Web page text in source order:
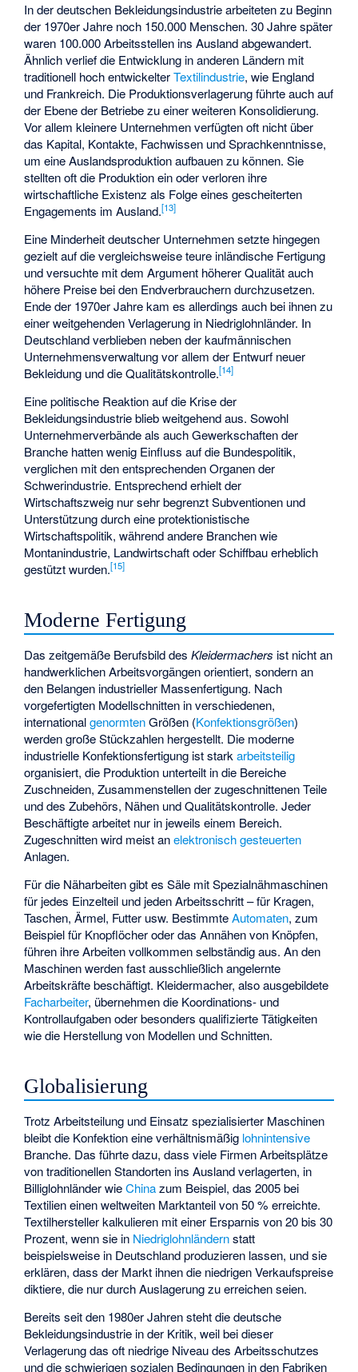
In der deutschen Bekleidungsindustrie arbeiteten zu Beginn
der 1970er Jahre noch 150.000 Menschen. 30 Jahre später
waren 100.000 Arbeitsstellen ins Ausland abgewandert.
Ähnlich verlief die Entwicklung in anderen Ländern mit
traditionell hoch entwickelterTextilindustrie, wie England
und Frankreich. Die Produktionsverlagerung führte auch auf
der Ebene der Betriebe zu einer weiteren Konsolidierung.
Vor allem kleinere Unternehmen verfügten oft nicht über
das Kapital, Kontakte, Fachwissen und Sprachkenntnisse,
um eine Auslandsproduktion aufbauen zu können. Sie
stellten oft die Produktion ein oder verloren ihre
wirtschaftliche Existenz als Folge eines gescheiterten
Engagements im Ausland.[13]
Eine Minderheit deutscher Unternehmen setzte hingegen
gezielt auf die vergleichsweise teure inländische Fertigung
und versuchte mit dem Argument höherer Qualität auch
höhere Preise bei den Endverbrauchern durchzusetzen.
Ende der 1970er Jahre kam es allerdings auch bei ihnen zu
einer weitgehenden Verlagerung in Niedriglohnländer. In
Deutschland verblieben neben der kaufmännischen
Unternehmensverwaltung vor allem der Entwurf neuer
Bekleidung und die Qualitätskontrolle.[14]
Eine politische Reaktion auf die Krise der
Bekleidungsindustrie blieb weitgehend aus. Sowohl
Unternehmerverbände als auch Gewerkschaften der
Branche hatten wenig Einfluss auf die Bundespolitik,
verglichen mit den entsprechenden Organen der
Schwerindustrie. Entsprechend erhielt der
Wirtschaftszweig nur sehr begrenzt Subventionen und
Unterstützung durch eine protektionistische
Wirtschaftspolitik, während andere Branchen wie
Montanindustrie, Landwirtschaft oder Schiffbau erheblich
gestützt wurden.[15]
Moderne Fertigung
Das zeitgemäße Berufsbild desKleidermachers ist nicht an
handwerklichen Arbeitsvorgängen orientiert, sondern an
den Belangen industrieller Massenfertigung. Nach
vorgefertigten Modellschnitten in verschiedenen,
internationalgenormtenGrößen (Konfektionsgrößen)
werden große Stückzahlen hergestellt. Die moderne
industrielle Konfektionsfertigung ist starkarbeitsteilig
organisiert, die Produktion unterteilt in die Bereiche
Zuschneiden, Zusammenstellen der zugeschnittenen Teile
und des Zubehörs, Nähen und Qualitätskontrolle. Jeder
Beschäftigte arbeitet nur in jeweils einem Bereich.
Zugeschnitten wird meist anelektronisch gesteuerten
Anlagen.
Für die Näharbeiten gibt es Säle mit Spezialnähmaschinen
für jedes Einzelteil und jeden Arbeitsschritt – für Kragen,
Taschen, Ärmel, Futter usw. BestimmteAutomaten, zum
Beispiel für Knopflöcher oder das Annähen von Knöpfen,
führen ihre Arbeiten vollkommen selbständig aus. An den
Maschinen werden fast ausschließlich angelernte
Arbeitskräfte beschäftigt. Kleidermacher, also ausgebildete
Facharbeiter, übernehmen die Koordinations- und
Kontrollaufgaben oder besonders qualifizierte Tätigkeiten
wie die Herstellung von Modellen und Schnitten.
Globalisierung
Trotz Arbeitsteilung und Einsatz spezialisierter Maschinen
bleibt die Konfektion eine verhältnismäßig lohnintensive
Branche. Das führte dazu, dass viele Firmen Arbeitsplätze
von traditionellen Standorten ins Ausland verlagerten, in
Billiglohnländer wieChinazum Beispiel, das 2005 bei
Textilien einen weltweiten Marktanteil von 50 % erreichte.
Textilhersteller kalkulieren mit einer Ersparnis von 20 bis 30
Prozent, wenn sie in Niedriglohnländernstatt
beispielsweise in Deutschland produzieren lassen, und sie
erklären, dass der Markt ihnen die niedrigen Verkaufspreise
diktiere, die nur durch Auslagerung zu erreichen seien.
Bereits seit den 1980er Jahren steht die deutsche
Bekleidungsindustrie in der Kritik, weil bei dieser
Verlagerung das oft niedrige Niveau des Arbeitsschutzes
und die schwierigen sozialen Bedingungen in den Fabriken